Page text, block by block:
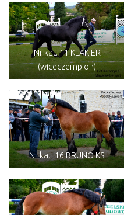
Nr kat. 11 KLAKIER
(wiceczempion)
Nr kat. 16 BRUNO KS